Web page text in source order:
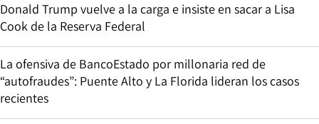
Donald Trump vuelve a la carga e insiste en sacar a Lisa
Cook de la Reserva Federal
La ofensiva de BancoEstado por millonaria red de
“autofraudes”: Puente Alto y La Florida lideran los casos
recientes